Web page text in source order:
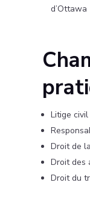
d’Ottawa
Litige
Droit de
Droit des
Droit du